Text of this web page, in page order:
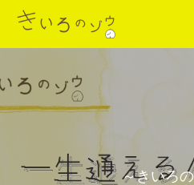
～きいろの